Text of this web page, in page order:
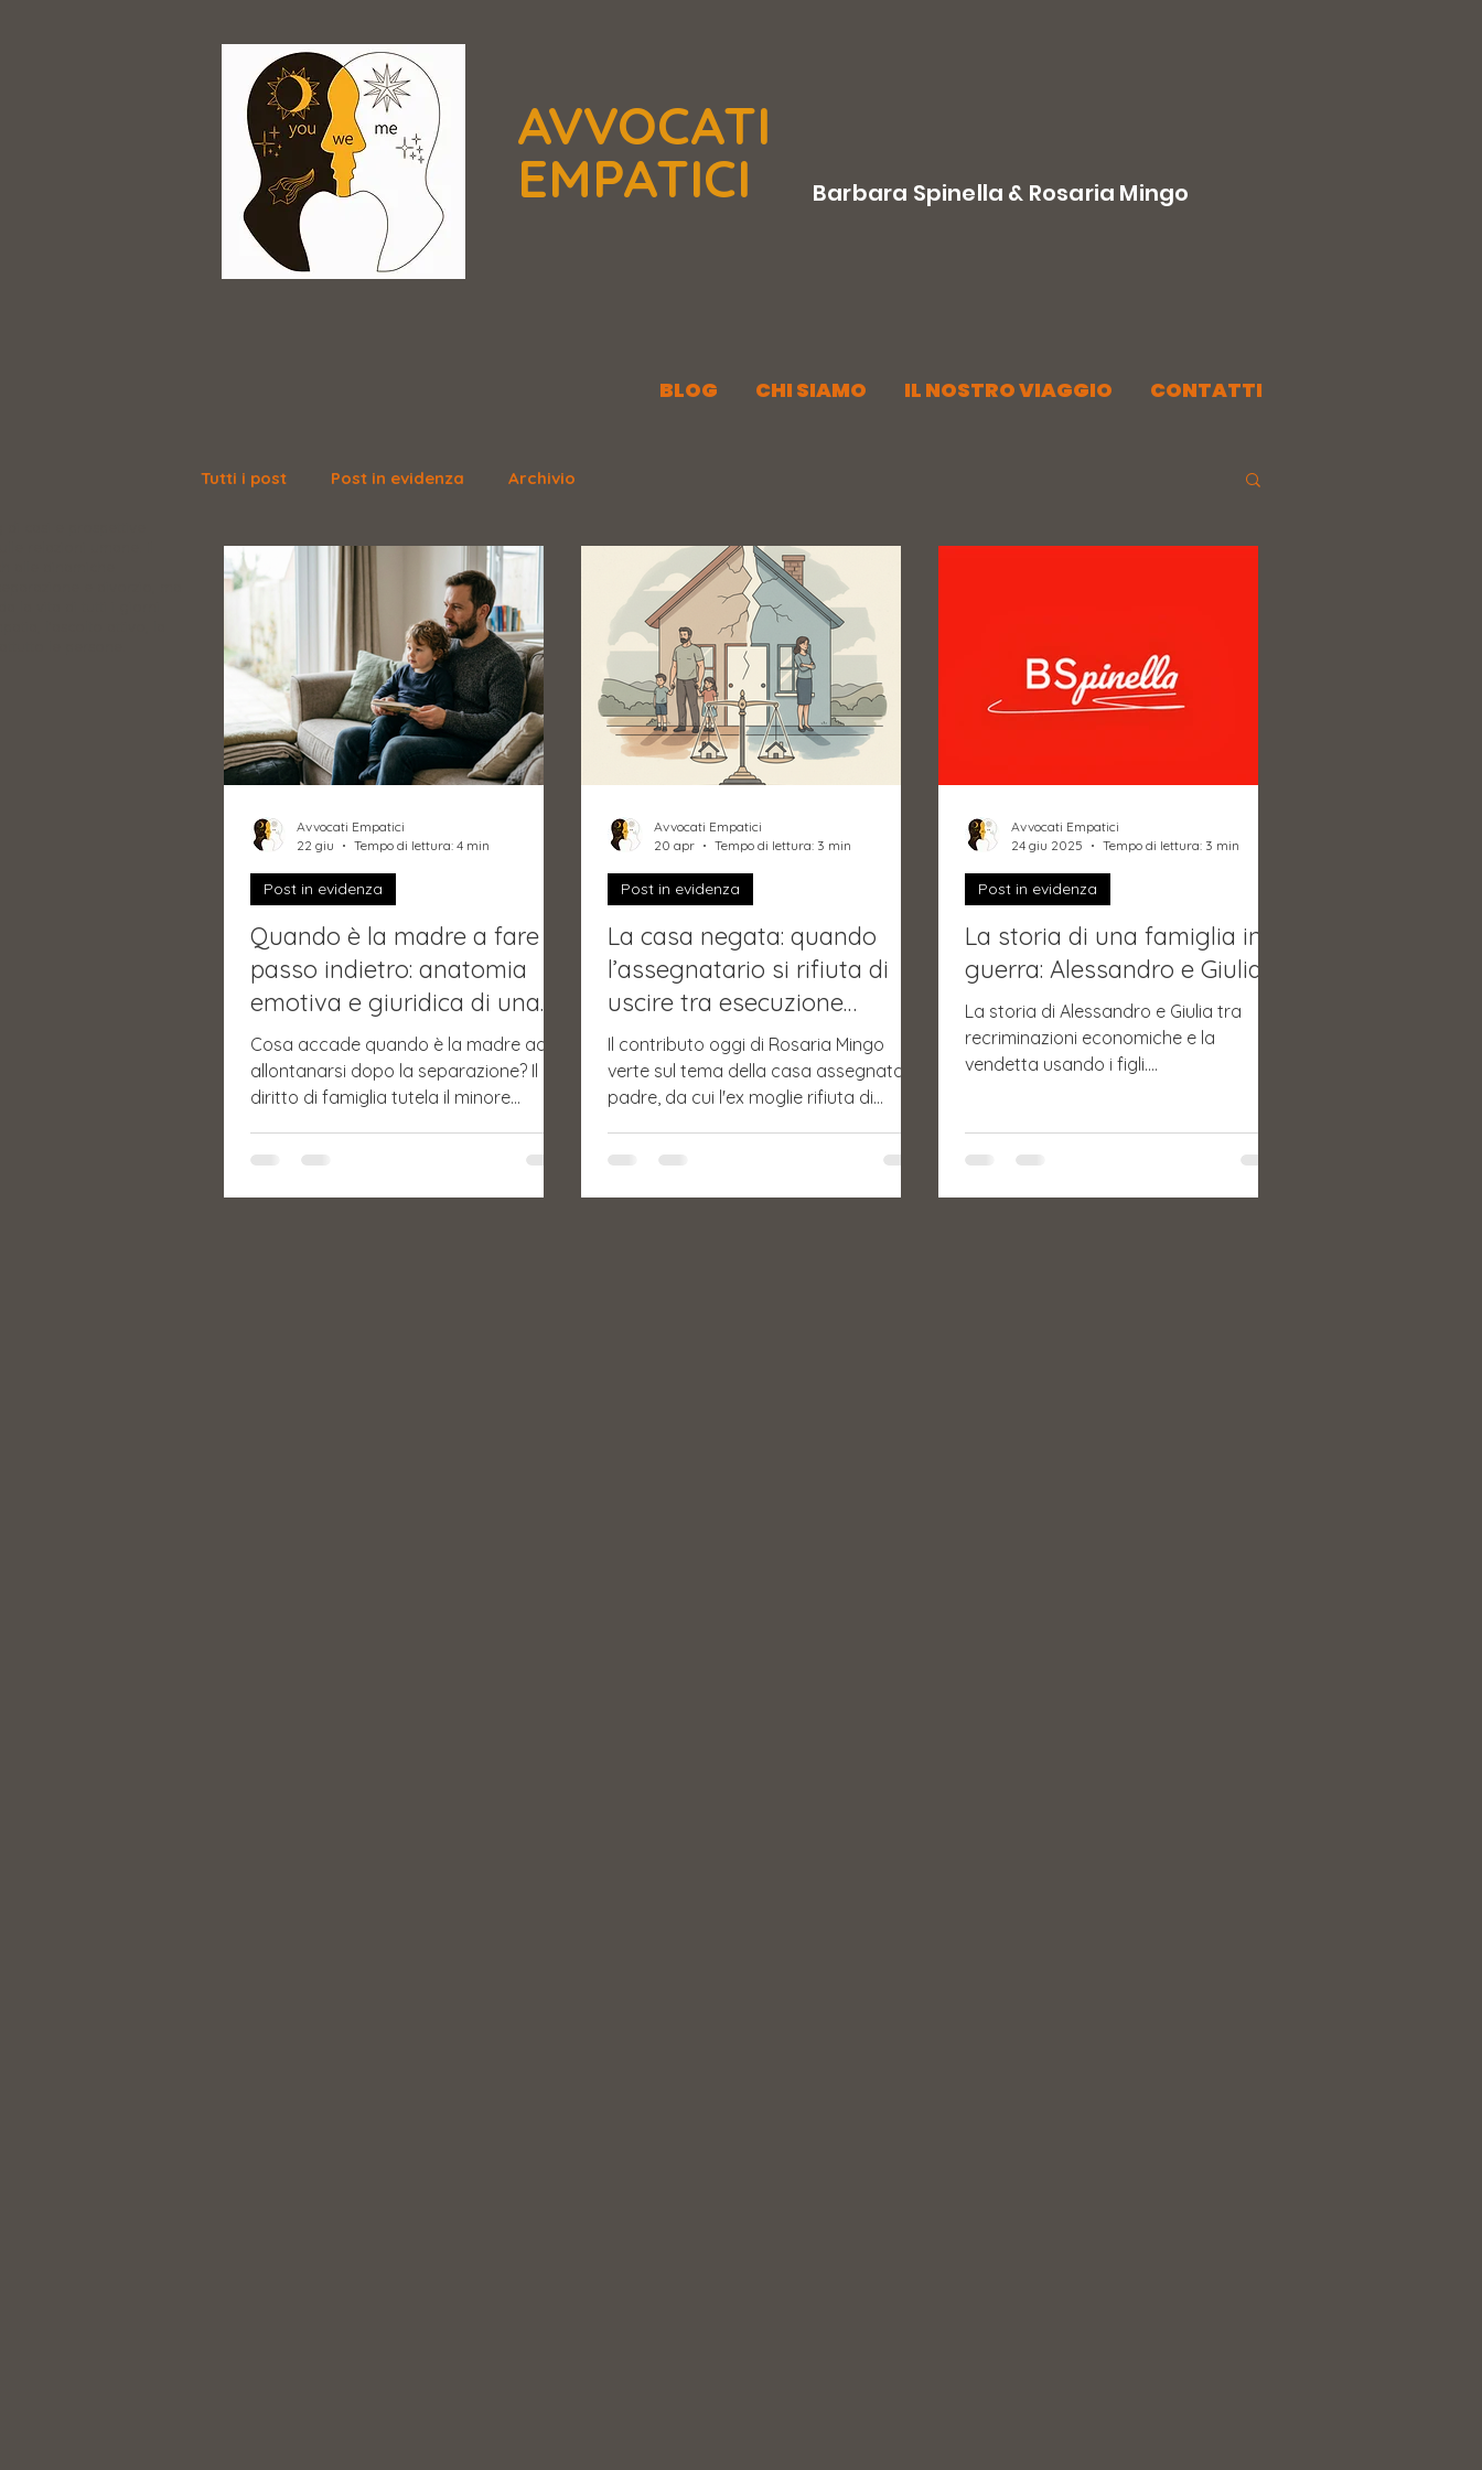
AVVOCATI
EMPATICI
Barbara Spinella & Rosaria Mingo
BLOG CHI SIAMO IL NOSTRO VIAGGIO CONTATTI
Tutti i post Post in evidenza Archivio
Quando è la madre a fare
passo indietro: anatomia
emotiva e giuridica di una
scelta complessa
Cosa accade quando è la madre ad
allontanarsi dopo la separazione? Il
diritto di famiglia tutela il minore
disinteresse materno diventa cronico,
L'assenza affettiva non cancella però
Post in evidenza
Avvocati Empatici
22 giu
Tempo di lettura: 4 min
La casa negata: quando
l’assegnatario si rifiuta di
uscire tra esecuzione
forzata e stallo emotivo
Il contributo oggi di Rosaria Mingo
verte sul tema della casa assegnata al
padre, da cui l'ex moglie rifiuta di
esecuzione forzata, conflitto e minori.
Post in evidenza
Avvocati Empatici
20 apr
Tempo di lettura: 3 min
La storia di una famiglia in
guerra: Alessandro e Giulia
La storia di Alessandro e Giulia tra
recriminazioni economiche e la
vendetta usando i figli.
Post in evidenza
Avvocati Empatici
24 giu 2025
Tempo di lettura: 3 min